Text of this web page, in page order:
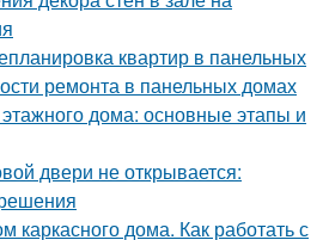
квартир в панельных
ремонта в панельных домах
дома: основные этапы и
двери не открывается:
каркасного дома. Как работать с